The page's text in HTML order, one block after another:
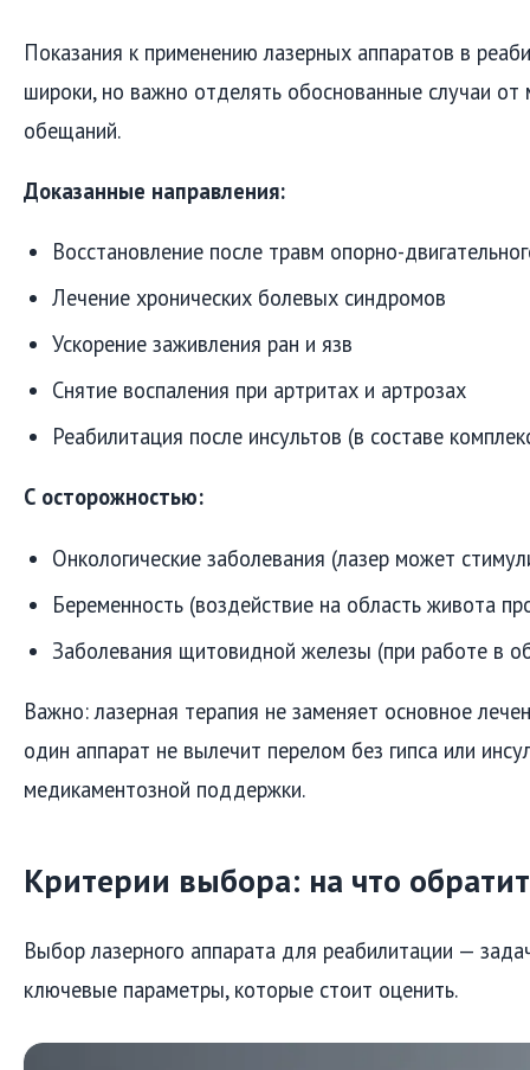
Показания к применению лазерных аппаратов в
широки, но важно отделять обоснованные случаи от
обещаний.
Доказанные направления:
Восстановление после травм опорно-
Лечение хронических болевых синдромов
Ускорение заживления ран и язв
Снятие воспаления при артритах и артрозах
Реабилитация после инсультов (в составе
С осторожностью:
Онкологические заболевания (лазер может
Беременность (воздействие на область живота
Заболевания щитовидной железы (при работе в
Важно: лазерная терапия не заменяет основное
один аппарат не вылечит перелом без гипса или
медикаментозной поддержки.
Критерии выбора: на что
Выбор лазерного аппарата для реабилитации —
ключевые параметры, которые стоит оценить.